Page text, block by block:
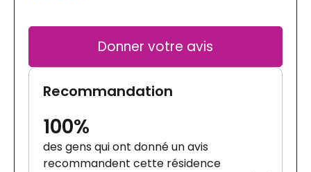
Donner votre avis
Recommandation
100%
des gens qui ont donné un avis
recommandent cette résidence